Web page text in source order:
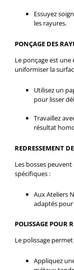
Essuyez
les rayures.
PONÇAGE DES
Le ponçage est
uniformiser la
Utilisez un
pour lisser
Travaillez
résultat
REDRESSEMENT
Les bosses
spécifiques :
Aux Ateliers
adaptés pour
POLISSAGE POUR
Le polissage
Appliquez